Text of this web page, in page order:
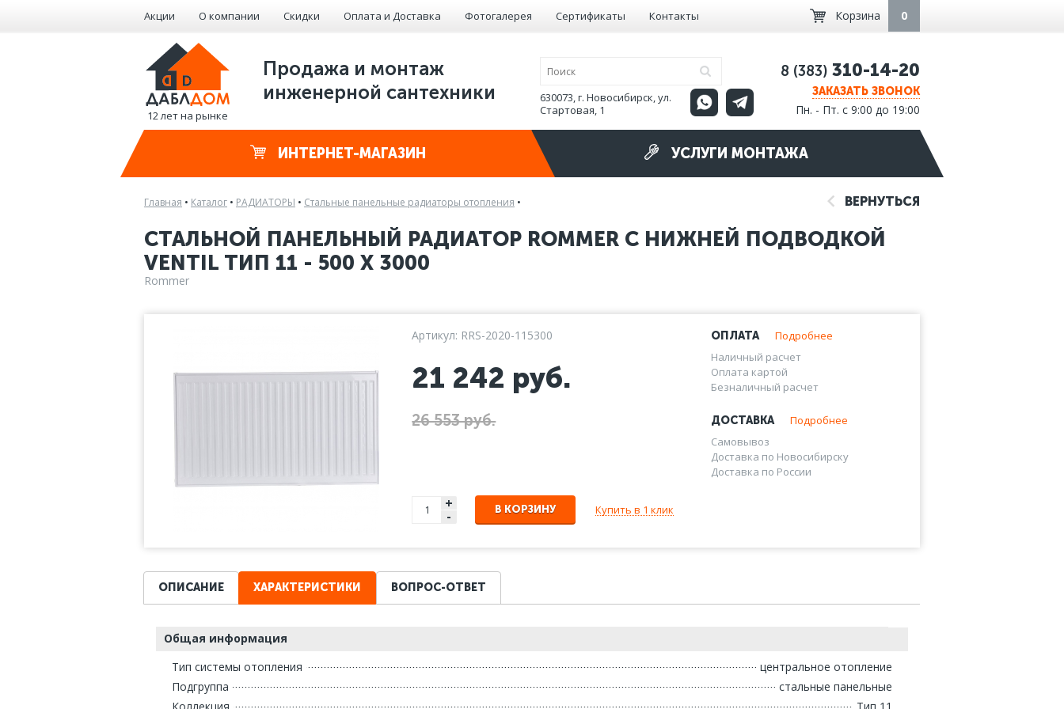
Акции О компании Скидки Оплата и Доставка Фотогалерея Сертификаты Контакты Корзина 0
12 лет на рынке
Продажа и монтаж
инженерной сантехники
630073, г. Новосибирск, ул.
Стартовая, 1
8 (383) 310-14-20
ЗАКАЗАТЬ ЗВОНОК
Пн. - Пт. с 9:00 до 19:00
ИНТЕРНЕТ-МАГАЗИН УСЛУГИ МОНТАЖА
Главная • Каталог • РАДИАТОРЫ • Стальные панельные радиаторы отопления • ВЕРНУТЬСЯ
СТАЛЬНОЙ ПАНЕЛЬНЫЙ РАДИАТОР ROMMER С НИЖНЕЙ ПОДВОДКОЙ
VENTIL ТИП 11 - 500 X 3000
Rommer
Артикул: RRS-2020-115300
21 242 руб.
26 553 руб.
ОПЛАТА
Подробнее
Наличный расчет
Оплата картой
Безналичный расчет
ДОСТАВКА
Подробнее
Самовывоз
Доставка по Новосибирску
Доставка по России
+
- В КОРЗИНУ Купить в 1 клик
ОПИСАНИЕ ХАРАКТЕРИСТИКИ ВОПРОС-ОТВЕТ
Общая информация
Тип системы отопления
центральное отопление
Подгруппа
стальные панельные